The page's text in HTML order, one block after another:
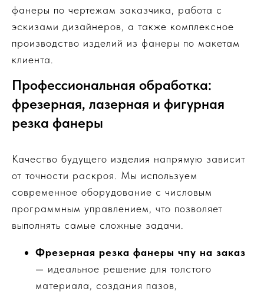
фанеры по чертежам заказчика, работа с
эскизами дизайнеров, а также комплексное
производство изделий из фанеры по макетам
клиента.
Профессиональная обработка:
фрезерная, лазерная и фигурная
резка фанеры
Качество будущего изделия напрямую зависит
от точности раскроя. Мы используем
современное оборудование с числовым
программным управлением, что позволяет
выполнять самые сложные задачи.
Фрезерная резка фанеры чпу на заказ
— идеальное решение для толстого
материала, создания пазов,